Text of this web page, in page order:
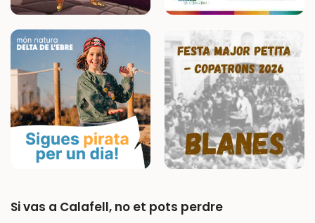
Si vas a Calafell, no et pots perdre